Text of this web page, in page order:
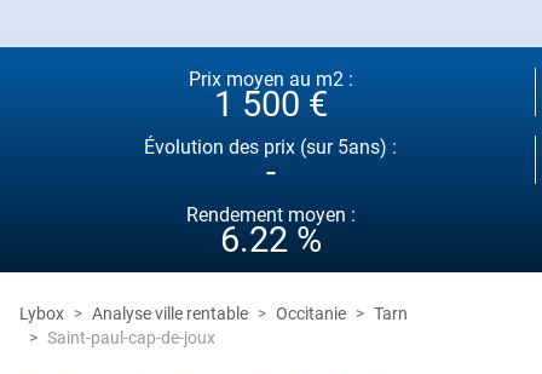
Prix moyen au m2 :
1 500 €
Évolution des prix (sur 5ans) :
-
Rendement moyen :
6.22 %
Lybox Analyse ville rentable Occitanie
Tarn
Saint-paul-cap-de-joux